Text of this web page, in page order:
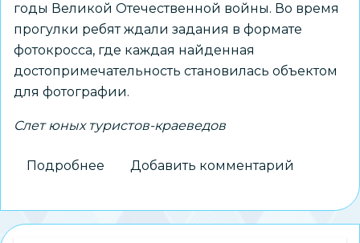
годы Великой Отечественной войны. Во время
прогулки ребят ждали задания в формате
фотокросса, где каждая найденная
достопримечательность становилась объектом
для фотографии.
Слет юных туристов-краеведов
Подробнее
слет
юных
Добавить комментарий